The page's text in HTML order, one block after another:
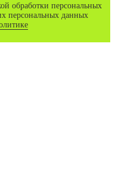
обработки персональных
персональных данных